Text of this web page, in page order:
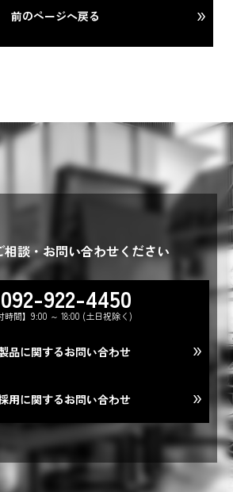
前のページへ戻る
談・お問い合わせください
092-922-4450
時間】9:00 ～ 18:00 (土日祝除く)
品に関するお問い合わせ
用に関するお問い合わせ